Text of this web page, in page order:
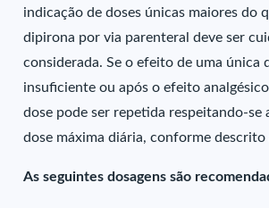
indicação de doses únicas maiores do
dipirona por via parenteral deve ser
considerada. Se o efeito de uma única
insuficiente ou após o efeito
dose pode ser repetida respeitando-se
dose máxima diária, conforme descrito
As seguintes dosagens são